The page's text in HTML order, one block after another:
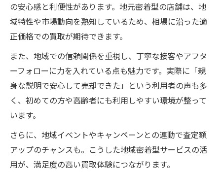
の安心感と利便性があります。地元密着型の店舗は、地
域特性や市場動向を熟知しているため、相場に沿った適
正価格での買取が期待できます。
また、地域での信頼関係を重視し、丁寧な接客やアフタ
ーフォローに力を入れている点も魅力です。実際に「親
身な説明で安心して売却できた」という利用者の声も多
く、初めての方や高齢者にも利用しやすい環境が整って
います。
さらに、地域イベントやキャンペーンとの連動で査定額
アップのチャンスも。こうした地域密着型サービスの活
用が、満足度の高い買取体験につながります。